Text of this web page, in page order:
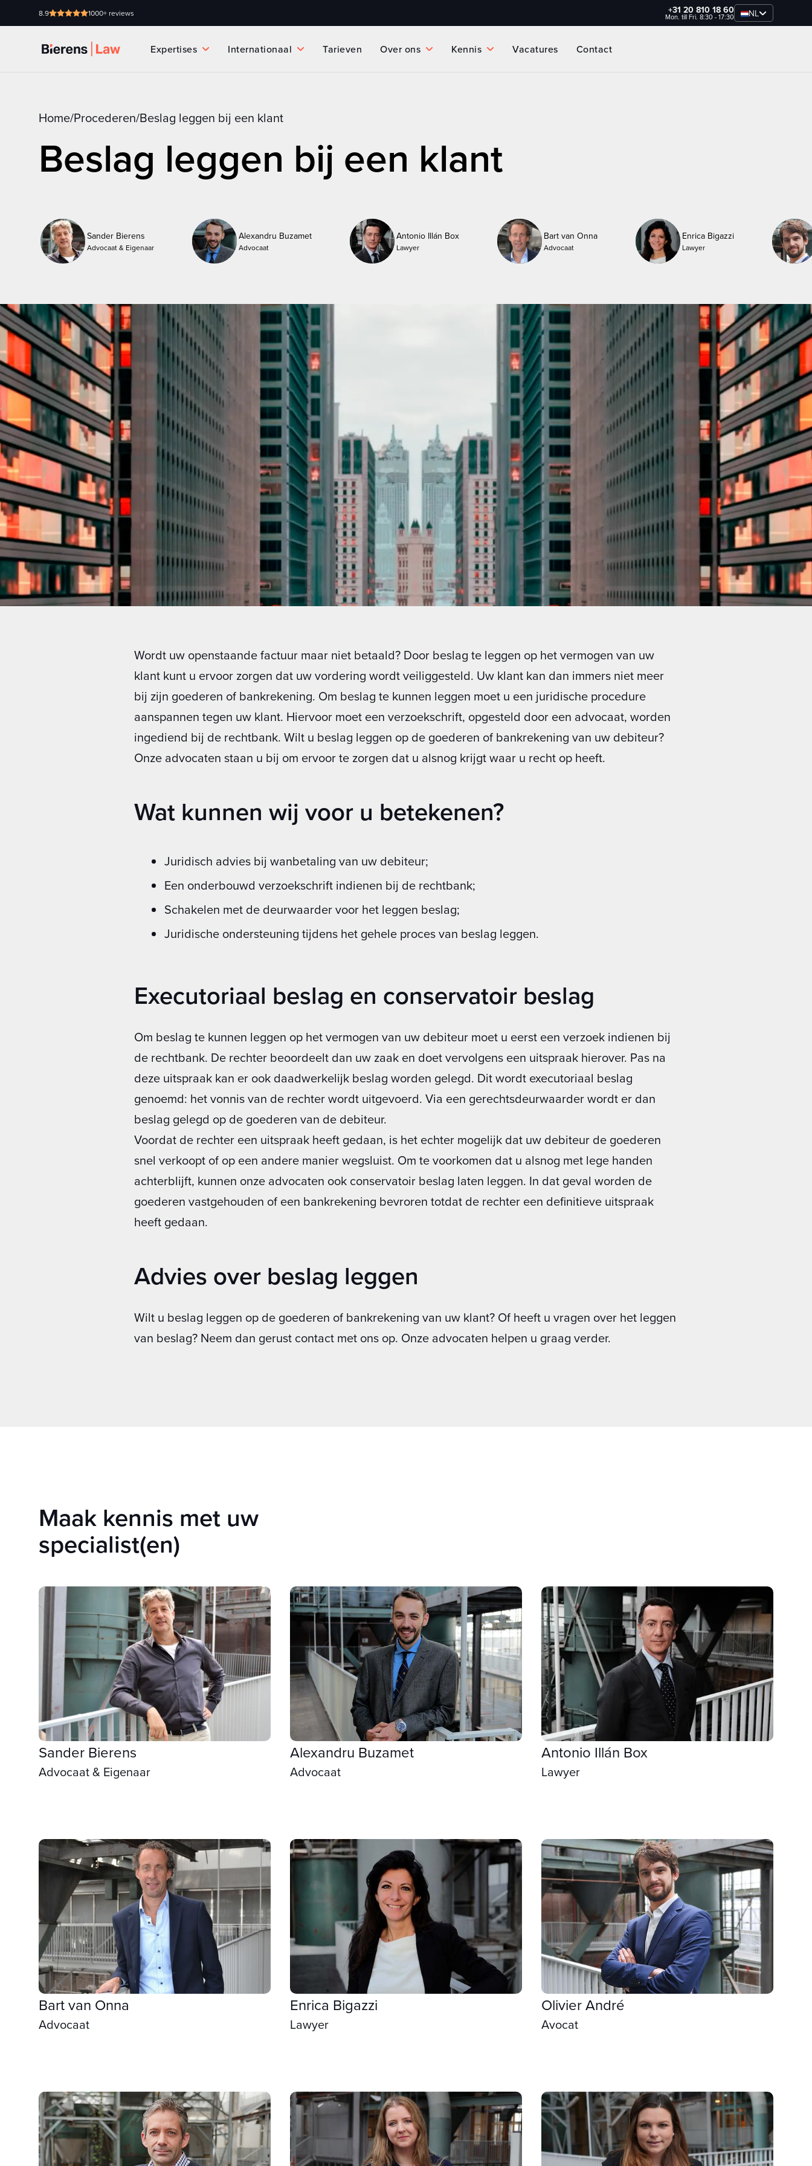
8.9 1000+ reviews +31 20 810 18 60
Mon. till Fri. 8:30 - 17:30 NL
Expertises Internationaal Tarieven Over ons Kennis Vacatures Contact
Home/Procederen/Beslag leggen bij een klant
Beslag leggen bij een klant
Sander Bierens
Advocaat & Eigenaar
Alexandru Buzamet
Advocaat
Antonio Illán Box
Lawyer
Bart van Onna
Advocaat
Enrica Bigazzi
Lawyer
Wordt uw openstaande factuur maar niet betaald? Door beslag te leggen op het vermogen van uw
klant kunt u ervoor zorgen dat uw vordering wordt veiliggesteld. Uw klant kan dan immers niet meer
bij zijn goederen of bankrekening. Om beslag te kunnen leggen moet u een juridische procedure
aanspannen tegen uw klant. Hiervoor moet een verzoekschrift, opgesteld door een advocaat, worden
ingediend bij de rechtbank. Wilt u beslag leggen op de goederen of bankrekening van uw debiteur?
Onze advocaten staan u bij om ervoor te zorgen dat u alsnog krijgt waar u recht op heeft.
Wat kunnen wij voor u betekenen?
Juridisch advies bij wanbetaling van uw debiteur;
Een onderbouwd verzoekschrift indienen bij de rechtbank;
Schakelen met de deurwaarder voor het leggen beslag;
Juridische ondersteuning tijdens het gehele proces van beslag leggen.
Executoriaal beslag en conservatoir beslag
Om beslag te kunnen leggen op het vermogen van uw debiteur moet u eerst een verzoek indienen bij
de rechtbank. De rechter beoordeelt dan uw zaak en doet vervolgens een uitspraak hierover. Pas na
deze uitspraak kan er ook daadwerkelijk beslag worden gelegd. Dit wordt executoriaal beslag
genoemd: het vonnis van de rechter wordt uitgevoerd. Via een gerechtsdeurwaarder wordt er dan
beslag gelegd op de goederen van de debiteur.
Voordat de rechter een uitspraak heeft gedaan, is het echter mogelijk dat uw debiteur de goederen
snel verkoopt of op een andere manier wegsluist. Om te voorkomen dat u alsnog met lege handen
achterblijft, kunnen onze advocaten ook conservatoir beslag laten leggen. In dat geval worden de
goederen vastgehouden of een bankrekening bevroren totdat de rechter een definitieve uitspraak
heeft gedaan.
Advies over beslag leggen
Wilt u beslag leggen op de goederen of bankrekening van uw klant? Of heeft u vragen over het leggen
van beslag? Neem dan gerust contact met ons op. Onze advocaten helpen u graag verder.
Maak kennis met uw
specialist(en)
Sander Bierens
Advocaat & Eigenaar
Alexandru Buzamet
Advocaat
Antonio Illán Box
Lawyer
Bart van Onna
Advocaat
Enrica Bigazzi
Lawyer
Olivier André
Avocat